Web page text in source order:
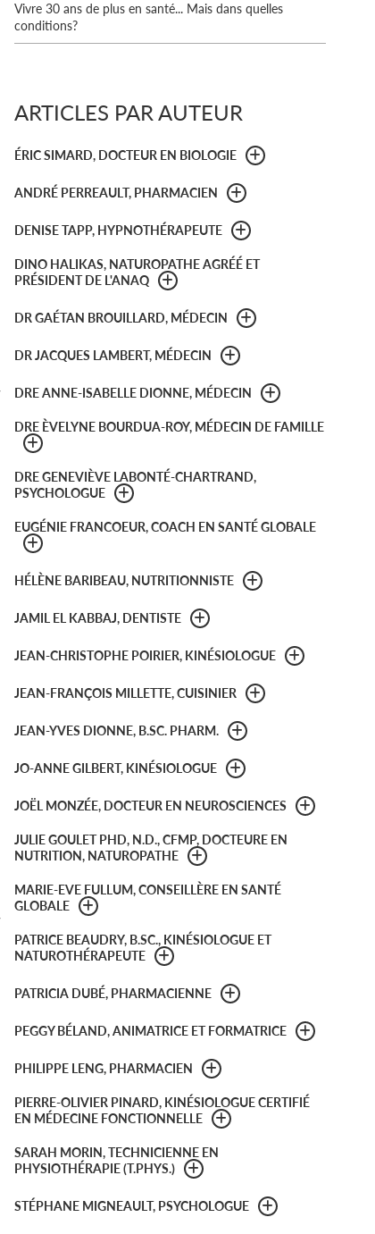
Vivre 30 ans de plus en santé... Mais dans quelles
conditions?
ARTICLES PAR AUTEUR
ÉRIC SIMARD, DOCTEUR EN BIOLOGIE
ANDRÉ PERREAULT, PHARMACIEN
DENISE TAPP, HYPNOTHÉRAPEUTE
DINO HALIKAS, NATUROPATHE AGRÉÉ ET
PRÉSIDENT DE L'ANAQ
DR GAÉTAN BROUILLARD, MÉDECIN
DR JACQUES LAMBERT, MÉDECIN
DRE ANNE-ISABELLE DIONNE, MÉDECIN
DRE ÈVELYNE BOURDUA-ROY, MÉDECIN DE FAMILLE
DRE GENEVIÈVE LABONTÉ-CHARTRAND,
PSYCHOLOGUE
EUGÉNIE FRANCOEUR, COACH EN SANTÉ GLOBALE
HÉLÈNE BARIBEAU, NUTRITIONNISTE
JAMIL EL KABBAJ, DENTISTE
JEAN-CHRISTOPHE POIRIER, KINÉSIOLOGUE
JEAN-FRANÇOIS MILLETTE, CUISINIER
JEAN-YVES DIONNE, B.SC. PHARM.
JO-ANNE GILBERT, KINÉSIOLOGUE
JOËL MONZÉE, DOCTEUR EN NEUROSCIENCES
JULIE GOULET PHD, N.D., CFMP, DOCTEURE EN
NUTRITION, NATUROPATHE
MARIE-EVE FULLUM, CONSEILLÈRE EN SANTÉ
GLOBALE
PATRICE BEAUDRY, B.SC., KINÉSIOLOGUE ET
NATUROTHÉRAPEUTE
PATRICIA DUBÉ, PHARMACIENNE
PEGGY BÉLAND, ANIMATRICE ET FORMATRICE
PHILIPPE LENG, PHARMACIEN
PIERRE-OLIVIER PINARD, KINÉSIOLOGUE CERTIFIÉ
EN MÉDECINE FONCTIONNELLE
SARAH MORIN, TECHNICIENNE EN
PHYSIOTHÉRAPIE (T.PHYS.)
STÉPHANE MIGNEAULT, PSYCHOLOGUE